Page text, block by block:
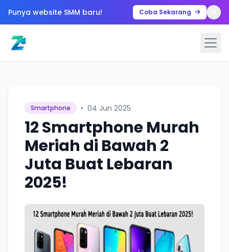
Punya website SMM baru! Coba Sekarang
Smartphone • 04 Jun 2025
12 Smartphone Murah
Meriah di Bawah 2
Juta Buat Lebaran
2025!